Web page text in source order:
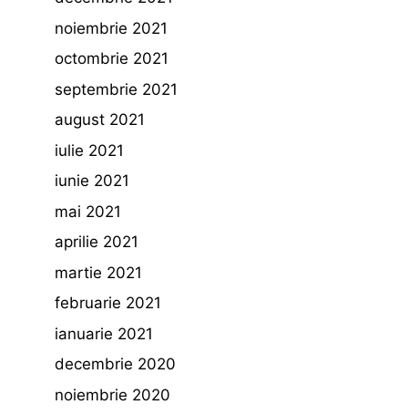
noiembrie 2021
octombrie 2021
septembrie 2021
august 2021
iulie 2021
iunie 2021
mai 2021
aprilie 2021
martie 2021
februarie 2021
ianuarie 2021
decembrie 2020
noiembrie 2020